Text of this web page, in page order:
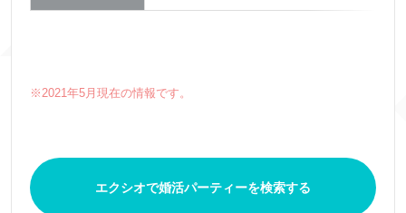
※2021年5月現在の情報です。
エクシオで婚活パーティーを検索する